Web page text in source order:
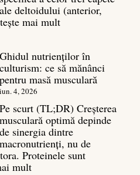
ale deltoidului (anterior,
mai mult:
Ghid
complet
pentru
3D
Ghidul nutrienților în
culturism: ce să mănânci
pentru masă musculară
iun. 4, 2026
Pe scurt (TL;DR) Creșterea
musculară optimă depinde
de sinergia dintre
macronutrienți, nu de
Proteinele sunt
mult: